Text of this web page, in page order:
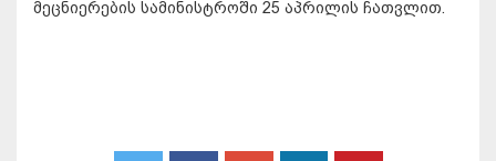
მეცნიერების სამინისტროში 25 აპრილის ჩათვლით.